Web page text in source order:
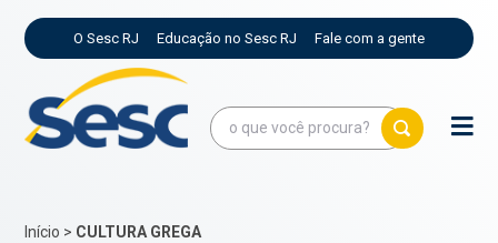
O Sesc RJ Educação no Sesc RJ Fale com a gente
Início > CULTURA GREGA